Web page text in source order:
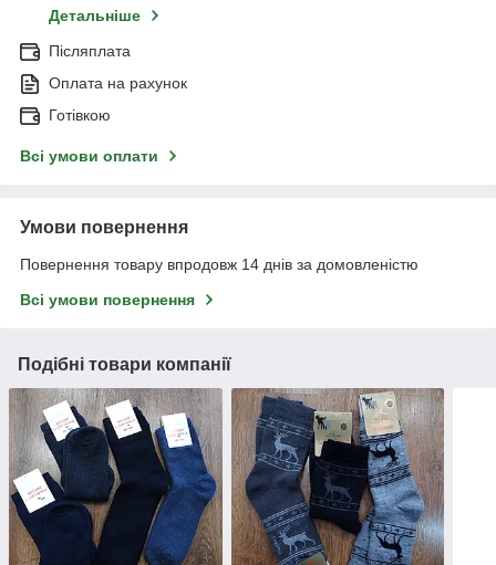
Детальніше
Післяплата
Оплата на рахунок
Готівкою
Всі умови оплати
Умови повернення
Повернення товару впродовж 14 днів за домовленістю
Всі умови повернення
Подібні товари компанії